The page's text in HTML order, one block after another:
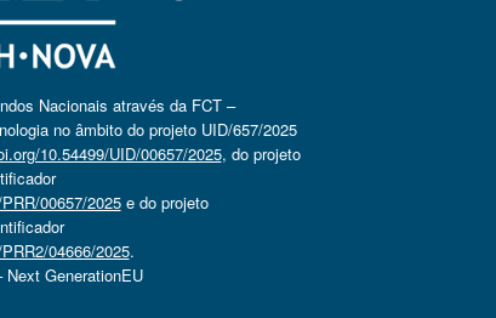
Nacionais através da FCT –
no âmbito do projeto UID/657/2025
10.54499/UID/00657/2025, do projeto
00657/2025e do projeto
04666/2025.
Next GenerationEU